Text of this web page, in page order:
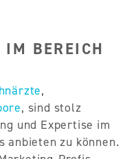
IM BEREICH
,
, sind stolz
und Expertise im
anbieten zu können.